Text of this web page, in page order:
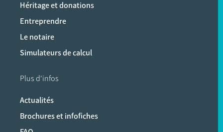
Héritage et donations
Entreprendre
Le notaire
Simulateurs de calcul
Plus d'infos
Actualités
Brochures et infofiches